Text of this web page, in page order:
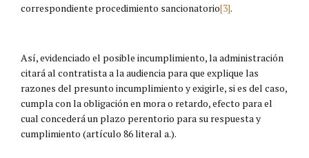
correspondiente procedimiento sancionatorio[3].
Así, evidenciado el posible incumplimiento, la administración
citará al contratista a la audiencia para que explique las
razones del presunto incumplimiento y exigirle, si es del caso,
cumpla con la obligación en mora o retardo, efecto para el
cual concederá un plazo perentorio para su respuesta y
cumplimiento (artículo 86 literal a.).